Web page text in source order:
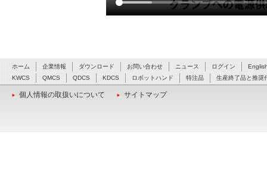
ホーム 企業情報 ダウンロード お問い合わせ ニュース ログイン
KWCS
QMCS QDCS KDCS ロボットハンド 特注品 生産終了品と推奨
個人情報の取扱いについて サイトマップ